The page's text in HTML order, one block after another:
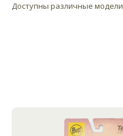
Доступны различные модели